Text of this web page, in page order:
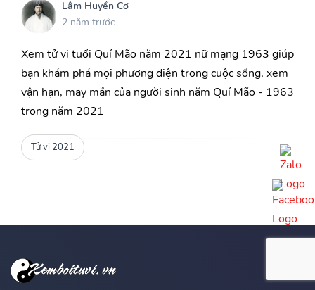
Lâm Huyền Cơ
2 năm trước
Xem tử vi tuổi Quí Mão năm 2021 nữ mạng 1963 giúp
bạn khám phá mọi phương diện trong cuộc sống, xem
vận hạn, may mắn của người sinh năm Quí Mão - 1963
trong năm 2021
Tử vi 2021